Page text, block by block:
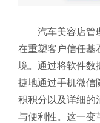
汽车美容店管
在重塑客户信任基
境。通过将软件数
捷地通过手机微信
积积分以及详细的
与便利性。这一变